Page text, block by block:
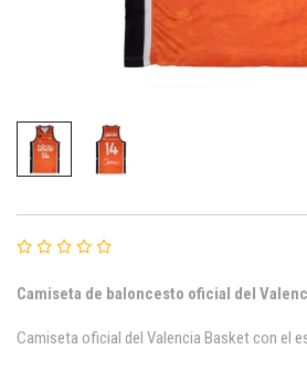
Camiseta de baloncesto oficial del
Camiseta oficial del Valencia Basket con el